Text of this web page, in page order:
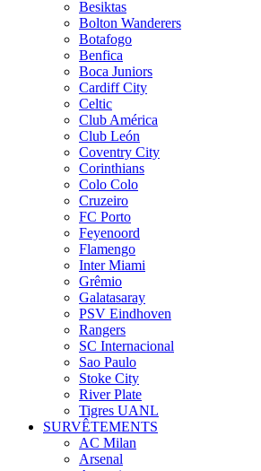
Besiktas
Bolton Wanderers
Botafogo
Benfica
Boca Juniors
Cardiff City
Celtic
Club América
Club León
Coventry City
Corinthians
Colo Colo
Cruzeiro
FC Porto
Feyenoord
Flamengo
Inter Miami
Grêmio
Galatasaray
PSV Eindhoven
Rangers
SC Internacional
Sao Paulo
Stoke City
River Plate
Tigres UANL
SURVÊTEMENTS
AC Milan
Arsenal